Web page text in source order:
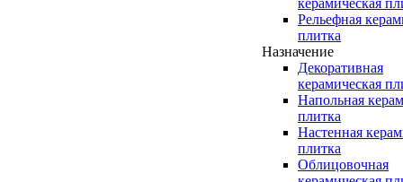
керамическая
Рельефная
плитка
Назначение
Декоративная
керамическая
Напольная
плитка
Настенная
плитка
Облицовочная